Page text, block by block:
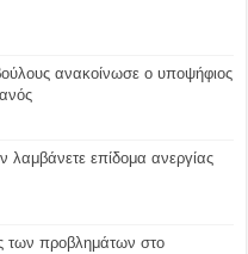
ανακοίνωσε ο υποψήφιος
λαμβάνετε επίδομα ανεργίας
των προβλημάτων στο